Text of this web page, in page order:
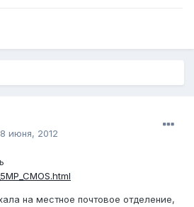
июня, 2012
на местное почтовое отделение,